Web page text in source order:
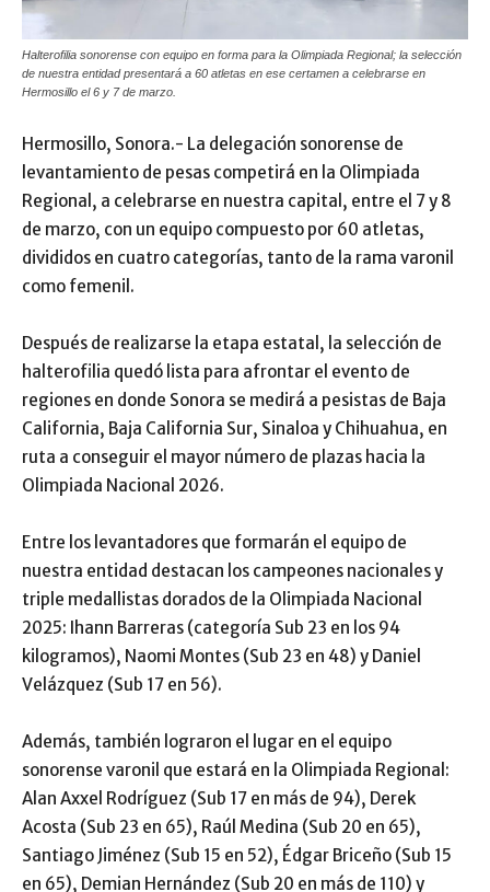
Halterofilia sonorense con equipo en forma para la Olimpiada Regional; la selección
de nuestra entidad presentará a 60 atletas en ese certamen a celebrarse en
Hermosillo el 6 y 7 de marzo.
Hermosillo, Sonora.- La delegación sonorense de
levantamiento de pesas competirá en la Olimpiada
Regional, a celebrarse en nuestra capital, entre el 7 y 8
de marzo, con un equipo compuesto por 60 atletas,
divididos en cuatro categorías, tanto de la rama varonil
como femenil.
Después de realizarse la etapa estatal, la selección de
halterofilia quedó lista para afrontar el evento de
regiones en donde Sonora se medirá a pesistas de Baja
California, Baja California Sur, Sinaloa y Chihuahua, en
ruta a conseguir el mayor número de plazas hacia la
Olimpiada Nacional 2026.
Entre los levantadores que formarán el equipo de
nuestra entidad destacan los campeones nacionales y
triple medallistas dorados de la Olimpiada Nacional
2025: Ihann Barreras (categoría Sub 23 en los 94
kilogramos), Naomi Montes (Sub 23 en 48) y Daniel
Velázquez (Sub 17 en 56).
Además, también lograron el lugar en el equipo
sonorense varonil que estará en la Olimpiada Regional:
Alan Axxel Rodríguez (Sub 17 en más de 94), Derek
Acosta (Sub 23 en 65), Raúl Medina (Sub 20 en 65),
Santiago Jiménez (Sub 15 en 52), Édgar Briceño (Sub 15
en 65), Demian Hernández (Sub 20 en más de 110) y